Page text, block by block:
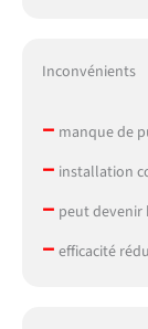
Inconvénients
– manque de
– installation
– peut devenir
– efficacité